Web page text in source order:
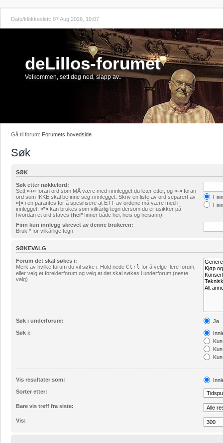
Dato/klokkeslett: 07 Aug 2026, 19:07
deLillos-forumet
Velkommen, sett deg ned, slapp av..
Gå til forum: Forumets hovedside
Søk
SØK
Søk etter nøkkelord:
Sett «+» foran ord som MÅ være med i innlegget du leter etter, og «-» foran
ord som IKKE skal befinne seg i innlegget. Skriv en liste av ord separert av
«|» i en parantes for å spesifisere at ETT av ordene må være med i
innlegget. «*» kan brukes som vilkårlig tegn dersom du er usikker på
hvordan et ord staves (hei* finner både hei, heis og heisann).
Finn kun innlegg skrevet av denne brukeren:
Bruk * for vilkårlige tegn.
SØKEVALG
Forum det skal søkes i:
Merk av hvilke forum du vil søke i. Hold nede Ctrl for å velge flere forum,
eller velg et forelderforum og velg at det skal søkes i underforum (neste
valg)
Søk i underforum:
Ja
Søk i:
Vis resultater som:
Sorter etter:
Bare vis treff fra siste:
Vis: